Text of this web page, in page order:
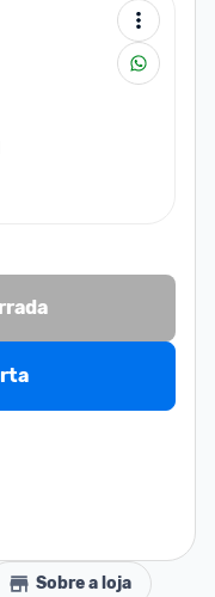
Sobre a loja